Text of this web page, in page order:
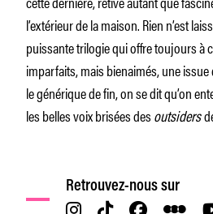
l’extérieur de la maison. Rien n’est
puissante trilogie qui offre toujours à
imparfaits, mais bienaimés, une
le générique de fin, on se dit qu’on
les belles voix brisées desoutsiders
Retrouvez-nous sur